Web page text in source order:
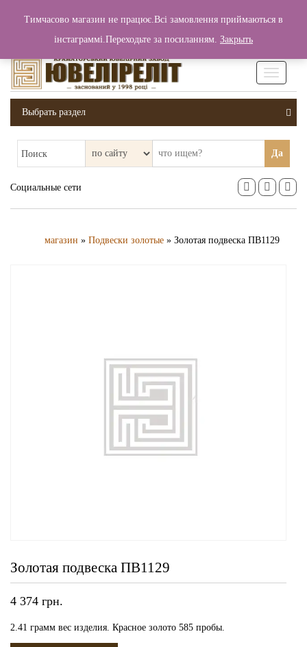
Вход / Регистрация 0 грн.
Выбрать раздел
Поиск Да
Социальные сети
магазин » Подвески золотые » Золотая подвеска ПВ1129
Золотая подвеска ПВ1129
4 374 грн.
2.41 грамм вес изделия. Красное золото 585 пробы.
Тимчасово магазин не працює.Всі замовлення приймаються в
інстаграммі.Переходьте за посиланням. Закрыть